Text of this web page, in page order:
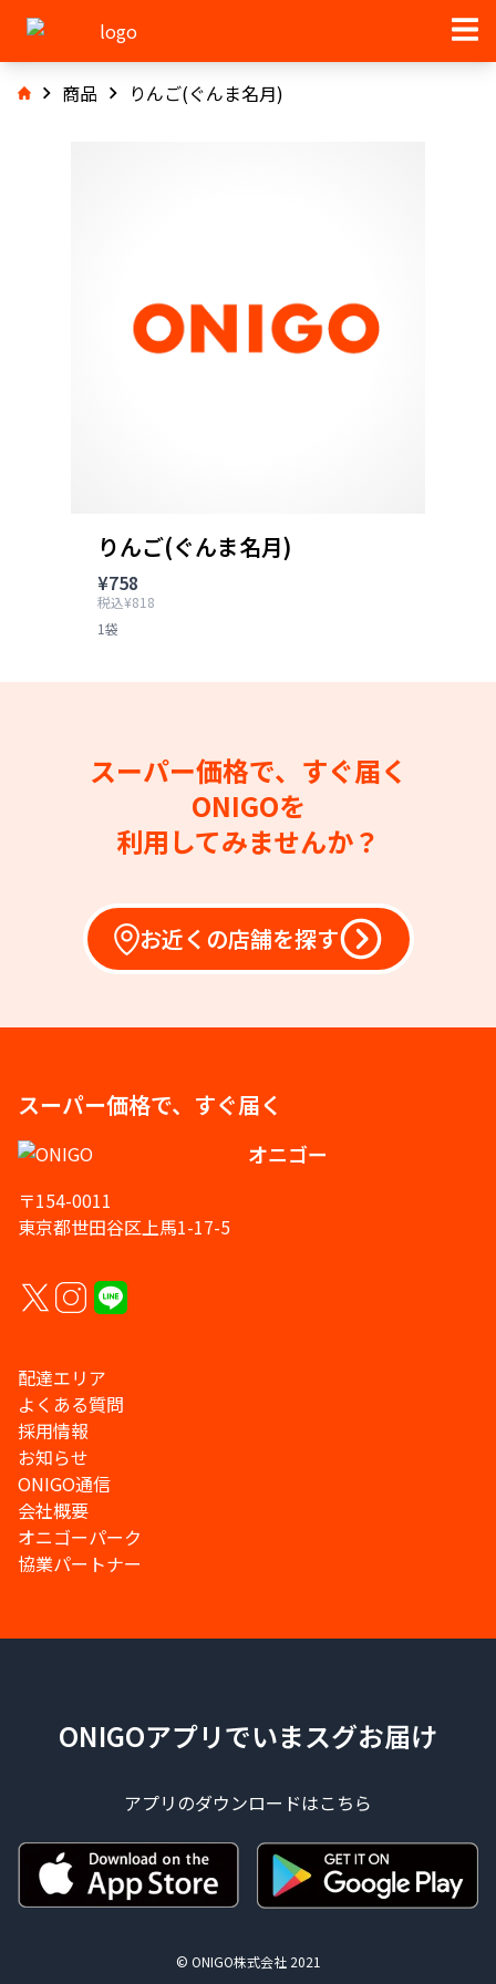
商品 りんご(ぐんま名月)
りんご(ぐんま名月)
¥758
税込¥818
1袋
スーパー価格で、すぐ届く
ONIGOを
利用してみませんか？
お近くの店舗を探す
スーパー価格で、すぐ届く
オニゴー
〒154-0011
東京都世田谷区上馬1-17-5
配達エリア
よくある質問
採用情報
お知らせ
ONIGO通信
会社概要
オニゴーパーク
協業パートナー
ONIGOアプリでいまスグお届け
アプリのダウンロードはこちら
© ONIGO株式会社 2021